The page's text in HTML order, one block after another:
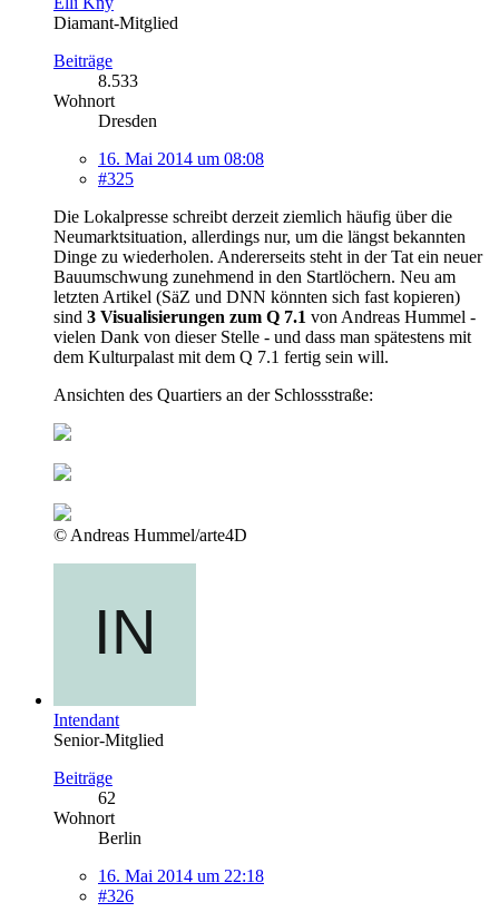
Diamant-Mitglied
Beiträge
8.533
Wohnort
Dresden
16. Mai 2014 um 08:08
#325
Die Lokalpresse schreibt derzeit ziemlich häufig über die
Neumarktsituation, allerdings nur, um die längst bekannten
Dinge zu wiederholen. Andererseits steht in der Tat ein neuer
Bauumschwung zunehmend in den Startlöchern. Neu am
letzten Artikel (SäZ und DNN könnten sich fast kopieren)
sind 3 Visualisierungen zum Q 7.1 von Andreas Hummel -
vielen Dank von dieser Stelle - und dass man spätestens mit
dem Kulturpalast mit dem Q 7.1 fertig sein will.
Ansichten des Quartiers an der Schlossstraße:
© Andreas Hummel/arte4D
Intendant
Senior-Mitglied
Beiträge
62
Wohnort
Berlin
16. Mai 2014 um 22:18
#326